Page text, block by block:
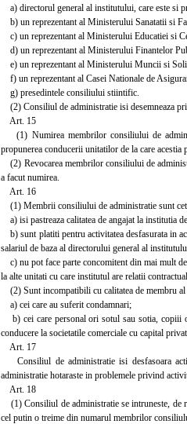
a) directorul general al institutului, care este si
b) un reprezentant al Ministerului Sanatatii si
c) un reprezentant al Ministerului Educatiei si
d) un reprezentant al Ministerului Finantelor
e) un reprezentant al Ministerului Muncii si
f) un reprezentant al Casei Nationale de
g) presedintele consiliului stiintific.
(2) Consiliul de administratie isi desemneaza
Art. 15
(1) Numirea membrilor consiliului de
propunerea conducerii unitatilor de la care acestia
(2) Revocarea membrilor consiliului de
a facut numirea.
Art. 16
(1) Membrii consiliului de administratie sunt
a) isi pastreaza calitatea de angajat la institutia
b) sunt platiti pentru activitatea desfasurata in
salariul de baza al directorului general al
c) nu pot face parte concomitent din mai mult
la alte unitati cu care institutul are relatii
(2) Sunt incompatibili cu calitatea de membru
a) cei care au suferit condamnari;
b) cei care personal ori sotul sau sotia, copiii
conducere la societatile comerciale cu capital
Art. 17
Consiliul de administratie isi desfasoara
administratie hotaraste in problemele privind
Art. 18
(1) Consiliul de administratie se intruneste, de
cel putin o treime din numarul membrilor